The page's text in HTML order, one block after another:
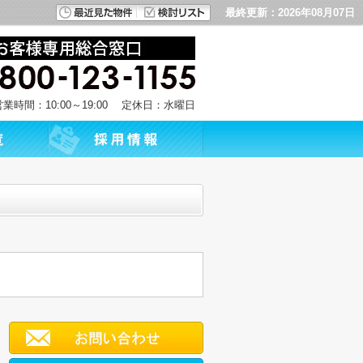
最終更新：2026年08月07日
業時間：10:00～19:00 定休日：水曜日